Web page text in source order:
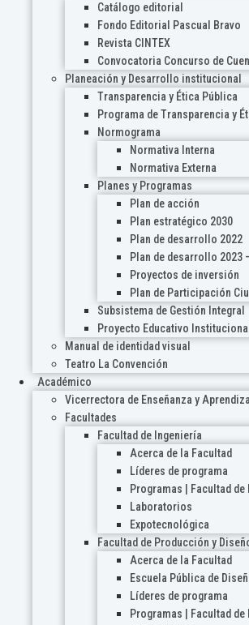
Catálogo editorial
Fondo Editorial Pascual Bravo
Revista CINTEX
Convocatoria Concurso de
Planeación y Desarrollo institucional
Transparencia y Ética Pública
Programa de Transparencia y
Normograma
Normativa Interna
Normativa Externa
Planes y Programas
Plan de acción
Plan estratégico 2030
Plan de desarrollo 2022
Plan de desarrollo 2023
Proyectos de inversión
Plan de Participación
Subsistema de Gestión Integral
Proyecto Educativo Institucional
Manual de identidad visual
Teatro La Convención
Académico
Vicerrectora de Enseñanza y
Facultades
Facultad de Ingeniería
Acerca de la Facultad
Líderes de programa
Programas | Facultad de
Laboratorios
Expotecnológica
Facultad de Producción y
Acerca de la Facultad
Escuela Pública de
Líderes de programa
Programas | Facultad